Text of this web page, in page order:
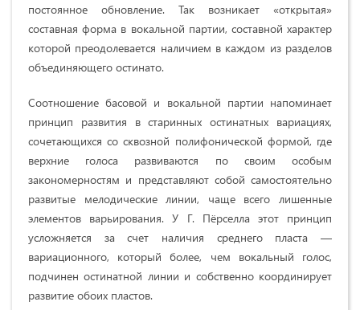
постоянное обновление. Так возникает «открытая»
составная форма в вокальной партии, составной характер
которой преодолевается наличием в каждом из разделов
объединяющего остинато.
Соотношение басовой и вокальной партии напоминает
принцип развития в старинных остинатных вариациях,
сочетающихся со сквозной полифонической формой, где
верхние голоса развиваются по своим особым
закономерностям и представляют собой самостоятельно
развитые мелодические линии, чаще всего лишенные
элементов варьирования. У Г. Пёрселла этот принцип
усложняется за счет наличия среднего пласта —
вариационного, который более, чем вокальный голос,
подчинен остинатной линии и собственно координирует
развитие обоих пластов.